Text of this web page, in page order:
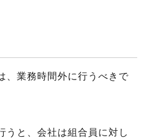
、業務時間外に行うべきで
うと、会社は組合員に対し